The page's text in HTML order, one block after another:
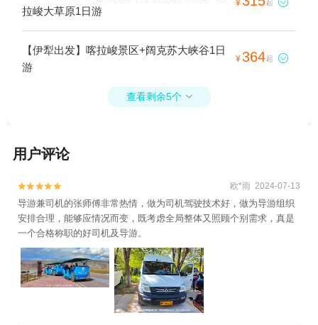
拉峻大草原1日游
¥ 起
【伊犁出发】喀拉峻景区+阔克苏大峡谷1日
游
¥364起 
查看剩余5个 
用户评论

 欧*雨 2024-07-13
导游兼司机的张师傅非常热情，做为司机驾驶技术好，做为导游组织
安排合理，能够应情况而变，既考虑全局整体又照顾个别需求，真是
一个合格称职的好司机及导游。